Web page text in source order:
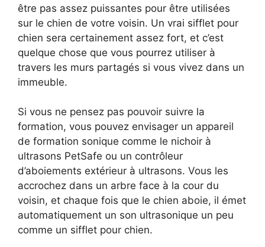
être pas assez puissantes pour être utilisées
sur le chien de votre voisin. Un vrai sifflet pour
chien sera certainement assez fort, et c’est
quelque chose que vous pourrez utiliser à
travers les murs partagés si vous vivez dans un
immeuble.
Si vous ne pensez pas pouvoir suivre la
formation, vous pouvez envisager un appareil
de formation sonique comme le nichoir à
ultrasons PetSafe ou un contrôleur
d’aboiements extérieur à ultrasons. Vous les
accrochez dans un arbre face à la cour du
voisin, et chaque fois que le chien aboie, il émet
automatiquement un son ultrasonique un peu
comme un sifflet pour chien.